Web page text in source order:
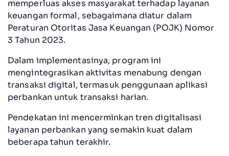
memperluas akses masyarakat terhadap layanan
keuangan formal, sebagaimana diatur dalam
Peraturan Otoritas Jasa Keuangan (POJK) Nomor
3 Tahun 2023.
Dalam implementasinya, program ini
mengintegrasikan aktivitas menabung dengan
transaksi digital, termasuk penggunaan aplikasi
perbankan untuk transaksi harian.
Pendekatan ini mencerminkan tren digitalisasi
layanan perbankan yang semakin kuat dalam
beberapa tahun terakhir.